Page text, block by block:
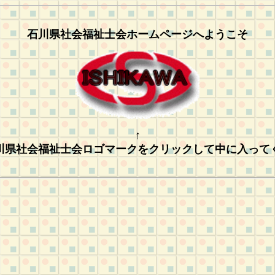
石川県社会福祉士会ホームページへようこそ
↑
県社会福祉士会ロゴマークをクリックして中に入って